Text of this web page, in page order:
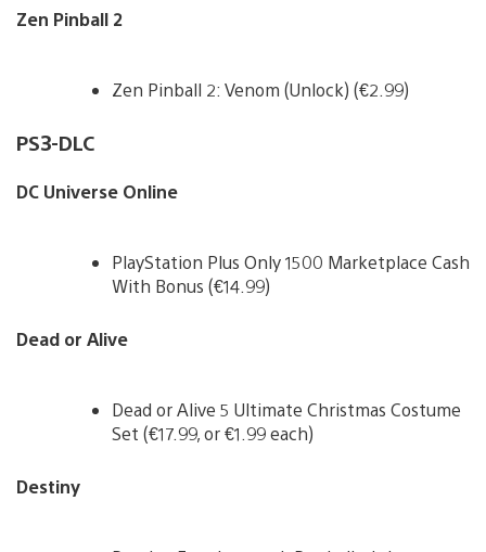
Zen Pinball 2
Zen Pinball 2: Venom (Unlock) (€2.99)
PS3-DLC
DC Universe Online
PlayStation Plus Only 1500 Marketplace Cash
With Bonus (€14.99)
Dead or Alive
Dead or Alive 5 Ultimate Christmas Costume
Set (€17.99, or €1.99 each)
Destiny